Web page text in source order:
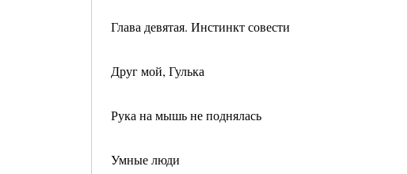
Глава девятая. Инстинкт совести
Друг мой, Гулька
Рука на мышь не поднялась
Умные люди